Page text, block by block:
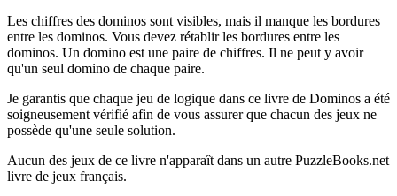
Les chiffres des dominos sont visibles, mais il manque les bordures
entre les dominos. Vous devez rétablir les bordures entre les
dominos. Un domino est une paire de chiffres. Il ne peut y avoir
qu'un seul domino de chaque paire.
Je garantis que chaque jeu de logique dans ce livre de Dominos a été
soigneusement vérifié afin de vous assurer que chacun des jeux ne
possède qu'une seule solution.
Aucun des jeux de ce livre n'apparaît dans un autre PuzzleBooks.net
livre de jeux français.